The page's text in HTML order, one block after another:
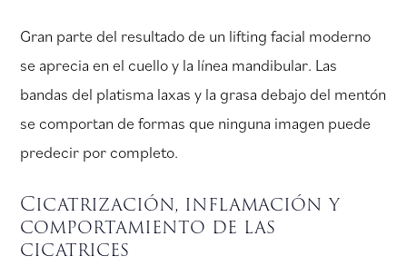
Gran parte del resultado de un lifting facial moderno
se aprecia en el cuello y la línea mandibular. Las
bandas del platisma laxas y la grasa debajo del mentón
se comportan de formas que ninguna imagen puede
predecir por completo.
Cicatrización, inflamación y
comportamiento de las
cicatrices